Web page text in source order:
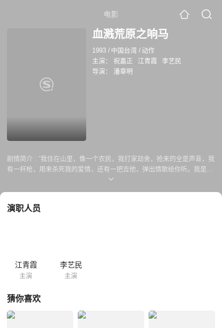
电影
血溅荒原之响马
1993 / 中国台湾 / 动作
主演：
祝嘉正 江青霞
李艺民
导演：
潘章明
剧情简介 : “我住在山里，像一个农民，我打家劫舍，抢来的全是声音，我
有一杆枪，用来杀死我的爱情，还有一把吉他，弹出情歌给你听。我是响
马，不是骑士，从今以后你就是响马的女人！”多么霸道的语气啊！把女孩
的语气让女孩再生气，仍只是安静的上马，任他载着她……
演职人员
江青霞
主演
李艺民
主演
猜你喜欢